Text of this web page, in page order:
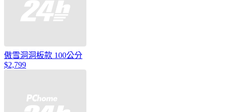
傲雪洞洞板款 100公分
$2,799